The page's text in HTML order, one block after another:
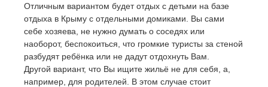
Отличным вариантом будет отдых с детьми на базе
отдыха в Крыму с отдельными домиками. Вы сами
себе хозяева, не нужно думать о соседях или
наоборот, беспокоиться, что громкие туристы за стеной
разбудят ребёнка или не дадут отдохнуть Вам.
Другой вариант, что Вы ищите жильё не для себя, а,
например, для родителей. В этом случае стоит